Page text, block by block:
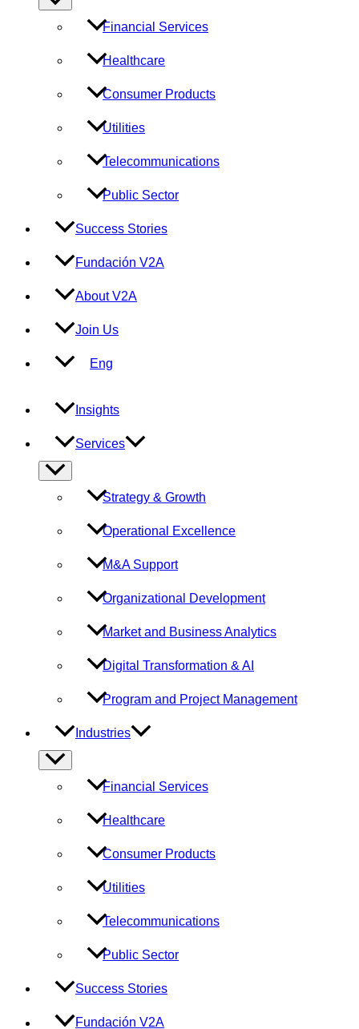
Toggle
Financial Services
Healthcare
Consumer Products
Utilities
Telecommunications
Public Sector
Success Stories
Fundación V2A
About V2A
Join Us
Eng
Insights
Services
Menu
Toggle
Strategy & Growth
Operational Excellence
M&A Support
Organizational Development
Market and Business Analytics
Digital Transformation & AI
Program and Project Management
Industries
Menu
Toggle
Financial Services
Healthcare
Consumer Products
Utilities
Telecommunications
Public Sector
Success Stories
Fundación V2A